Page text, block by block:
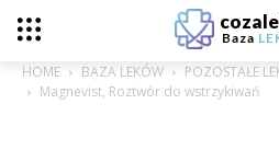
Baza
HOME BAZA LEKÓW POZOSTAŁE
Magnevist, Roztwór do wstrzykiwań